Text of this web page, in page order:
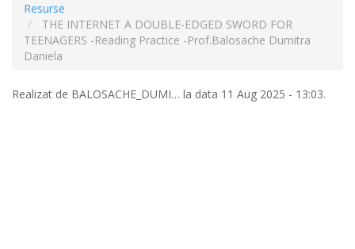
Resurse
THE INTERNET A DOUBLE-EDGED SWORD FOR
TEENAGERS -Reading Practice -Prof.Balosache Dumitra
Daniela
Realizat de BALOSACHE_DUMI… la data 11 Aug 2025 - 13:03.